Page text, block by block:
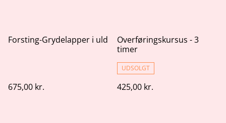
Forsting-Grydelapper i uld
675,00 kr.
Overføringskursus - 3
timer
UDSOLGT
425,00 kr.